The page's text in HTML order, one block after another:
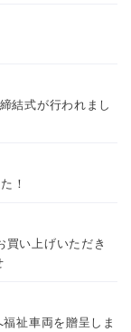
結式が行われまし
！
買い上げいただき
祉車両を贈呈しま